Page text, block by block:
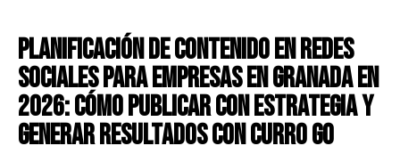
Planificación de contenido en redes
sociales para empresas en Granada en
2026: cómo publicar con estrategia y
generar resultados con CURRO GO